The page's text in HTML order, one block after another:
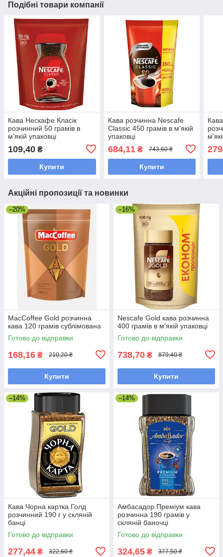
Подібні товари компанії
Кава Нескафе Класік
розчинний 50 грамів в
м'якій упаковці
109,40 ₴
Купити
Кава розчинна Nescafe
Classic 450 грамів в м'якій
упаковці
684,11₴ 743,60 ₴
Купити
Акційні пропозиції та новинки
–20%
MacCoffee Gold розчинна
кава 120 грамів сублімована
Готово до відправки
168,16 ₴ 210,20 ₴
Купити
–16%
Nescafe Gold кава розчинна
400 грамів в м'якій упаковці
Готово до відправки
738,70 ₴ 879,40 ₴
Купити
–14%
Кава Чорна картка Голд
розчинний 190 г у скляній
банці
Готово до відправки
277,44 ₴ 322,60 ₴
–14%
Амбасадор Преміум кава
розчинна 190 грамів у
скляній баночці
Готово до відправки
324,65 ₴ 377,50 ₴